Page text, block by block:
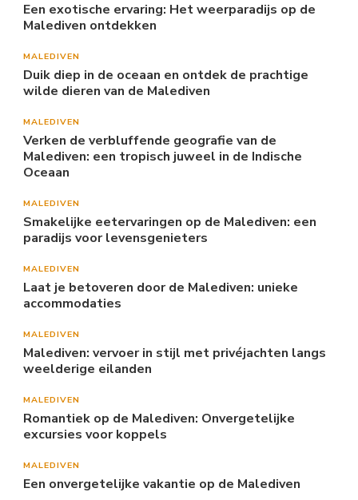
Een exotische ervaring: Het weerparadijs op de
Malediven ontdekken
MALEDIVEN
Duik diep in de oceaan en ontdek de prachtige
wilde dieren van de Malediven
MALEDIVEN
Verken de verbluffende geografie van de
Malediven: een tropisch juweel in de Indische
Oceaan
MALEDIVEN
Smakelijke eetervaringen op de Malediven: een
paradijs voor levensgenieters
MALEDIVEN
Laat je betoveren door de Malediven: unieke
accommodaties
MALEDIVEN
Malediven: vervoer in stijl met privéjachten langs
weelderige eilanden
MALEDIVEN
Romantiek op de Malediven: Onvergetelijke
excursies voor koppels
MALEDIVEN
Een onvergetelijke vakantie op de Malediven